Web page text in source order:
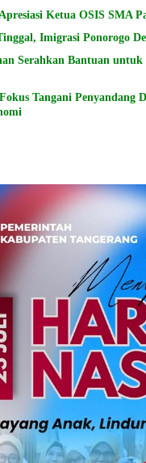
Ketua OSIS SMA
Imigrasi Ponorogo
Serahkan Bantuan
Tangani